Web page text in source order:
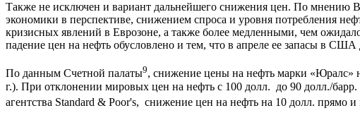
Также не исключен и вариант дальнейшего снижения цен. По мнению
экономики в перспективе, снижением спроса и уровня потребления
кризисных явлений в Еврозоне, а также более медленными, чем
падение цен на нефть обусловлено и тем, что в апреле ее запасы в
По данным Счетной палаты9, снижение цены на нефть марки «Юралс»
г.). При отклонении мировых цен на нефть с 100 долл. до 90 долл./
агентства Standard & Poor's, снижение цен на нефть на 10 долл.